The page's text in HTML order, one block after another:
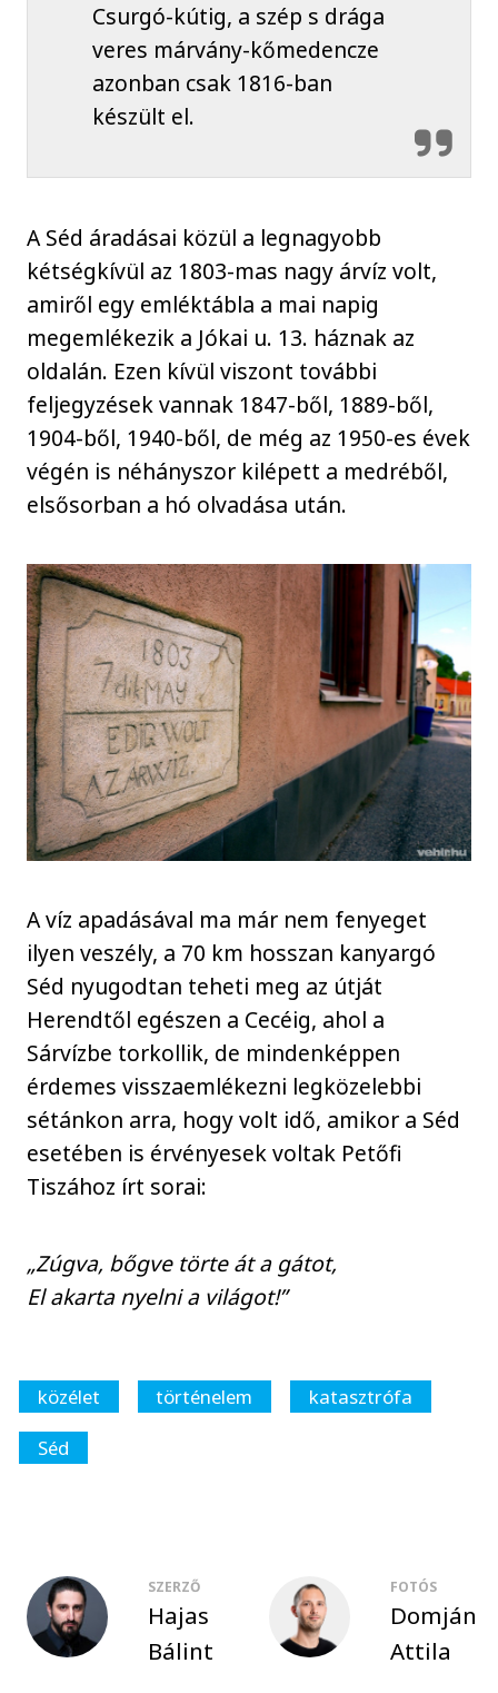
Csurgó-kútig, a szép s drága
veres márvány-kőmedencze
azonban csak 1816-ban
készült el.
A Séd áradásai közül a legnagyobb
kétségkívül az 1803-mas nagy árvíz volt,
amiről egy emléktábla a mai napig
megemlékezik a Jókai u. 13. háznak az
oldalán. Ezen kívül viszont további
feljegyzések vannak 1847-ből, 1889-ből,
1904-ből, 1940-ből, de még az 1950-es évek
végén is néhányszor kilépett a medréből,
elsősorban a hó olvadása után.
A víz apadásával ma már nem fenyeget
ilyen veszély, a 70 km hosszan kanyargó
Séd nyugodtan teheti meg az útját
Herendtől egészen a Cecéig, ahol a
Sárvízbe torkollik, de mindenképpen
érdemes visszaemlékezni legközelebbi
sétánkon arra, hogy volt idő, amikor a Séd
esetében is érvényesek voltak Petőfi
Tiszához írt sorai:
„Zúgva, bőgve törte át a gátot,
El akarta nyelni a világot!”
közélet történelem
katasztrófa
Séd
SZERZŐ
Hajas
Bálint
FOTÓS
Domján
Attila